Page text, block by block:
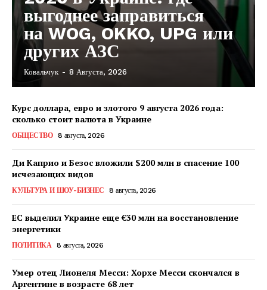
КавПолит
выгоднее заправиться
на WOG, OKKO, UPG или
других АЗС
Ковальчук - 8 Августа, 2026
Курс доллара, евро и злотого 9 августа 2026 года:
сколько стоит валюта в Украине
ОБЩЕСТВО 8 августа, 2026
Ди Каприо и Безос вложили $200 млн в спасение 100
исчезающих видов
КУЛЬТУРА И ШОУ-БИЗНЕС 8 августа, 2026
ЕС выделил Украине еще €30 млн на восстановление
энергетики
ПОЛИТИКА 8 августа, 2026
Умер отец Лионеля Месси: Хорхе Месси скончался в
Аргентине в возрасте 68 лет